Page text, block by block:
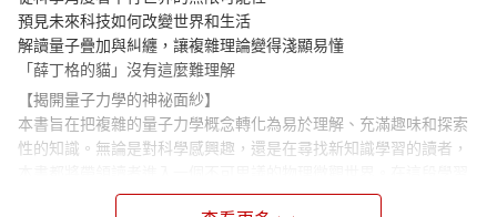
預見未來科技如何改變世界和生活
解讀量子疊加與糾纏，讓複雜理論變得淺顯易懂
「薛丁格的貓」沒有這麼難理解
【揭開量子力學的神祕面紗】
本書旨在把複雜的量子力學概念轉化為易於理解、充滿趣味和探索
性的知識。無論是對科學感興趣，還是在尋找新知識學習的讀者，
物理知識的旅程中，讀者將會見到奠基量子理論的科學家，了解光